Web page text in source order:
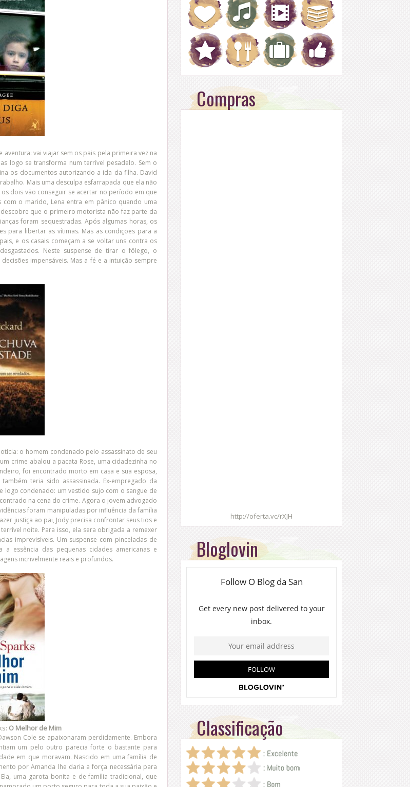
aventura: vai viajar sem os pais pela primeira vez na
logo se transforma num terrível pesadelo. Sem o
os documentos autorizando a ida da filha. David
Mais uma desculpa esfarrapada que ela não
dois vão conseguir se acertar no período em que
o marido, Lena entra em pânico quando uma
que o primeiro motorista não faz parte da
foram sequestradas. Após algumas horas, os
para libertar as vítimas. Mas as condições para a
e os casais começam a se voltar uns contra os
Neste suspense de tirar o fôlego, o
impensáveis. Mas a fé e a intuição sempre
o homem condenado pelo assassinato de seu
crime abalou a pacata Rose, uma cidadezinha no
foi encontrado morto em casa e sua esposa,
teria sido assassinada. Ex-empregado da
condenado: um vestido sujo com o sangue de
na cena do crime. Agora o jovem advogado
foram manipuladas por influência da família
justiça ao pai, Jody precisa confrontar seus tios e
noite. Para isso, ela sera obrigada a remexer
imprevisíveis. Um suspense com pinceladas de
essência das pequenas cidades americanas e
incrivelmente reais e profundos.
O Melhor de Mim
Cole se apaixonaram perdidamente. Embora
um pelo outro parecia forte o bastante para
em que moravam. Nascido em uma família de
por Amanda lhe daria a força necessária para
uma garota bonita e de família tradicional, que
Compras
http://oferta.vc/rXJH
Bloglovin
Classificação